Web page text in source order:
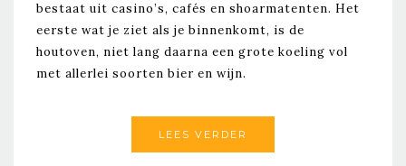
bestaat uit casino’s, cafés en shoarmatenten. Het
eerste wat je ziet als je binnenkomt, is de
houtoven, niet lang daarna een grote koeling vol
met allerlei soorten bier en wijn.
LEES VERDER